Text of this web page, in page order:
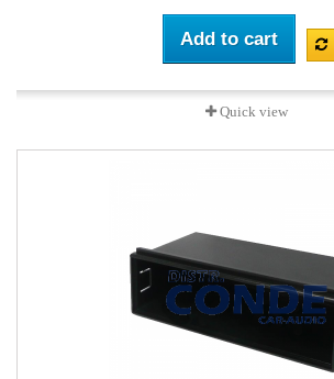
Add to cart
Quick view